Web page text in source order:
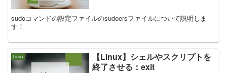
sudoコマンドの設定ファイルのsudoersファイルについて説明しま
す！
Linux
【Linux】シェルやスクリプトを
終了させる：exit